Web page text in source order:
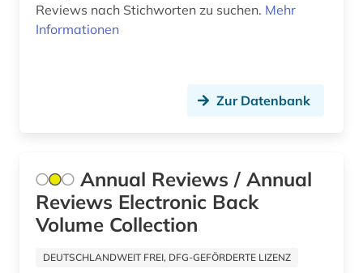
ichthyologie (1)
ingenieurbau (1)
ingenieurswesen (1)
ingenieurwissenschaften (7)
Reviews nach Stichworten zu suchen. Mehr
Informationen
Zur Datenbank
Annual Reviews / Annual
Reviews Electronic Back
Volume Collection
DEUTSCHLANDWEIT FREI, DFG-GEFÖRDERTE LIZENZ